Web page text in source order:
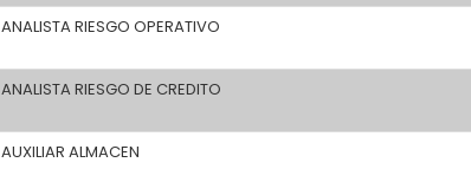
ANALISTA RIESGO OPERATIVO
ANALISTA RIESGO DE CREDITO
AUXILIAR ALMACEN